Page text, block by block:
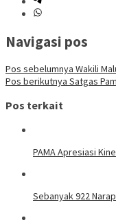
Navigasi pos
Pos sebelumnya Wakili
Pos berikutnya Satgas
Pos terkait
PAMA Apresiasi
Sebanyak 922